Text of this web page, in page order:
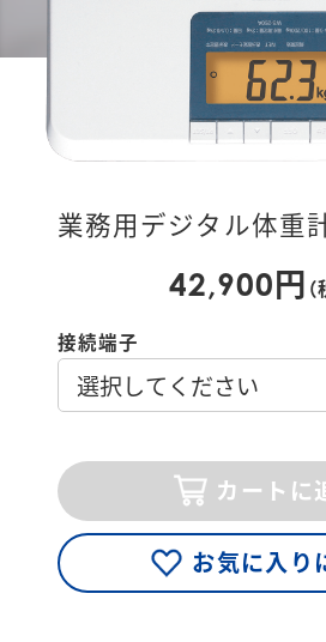
業務用デジタル体重
42,900円
接続端子
カートに
お気に入り